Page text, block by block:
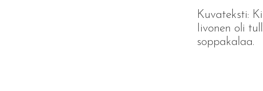
Kuvateksti:
Iivonen oli
soppakalaa.